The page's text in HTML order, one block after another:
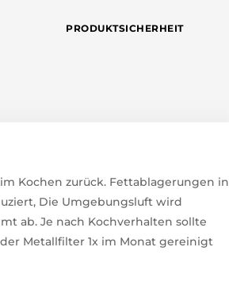
PRODUKTSICHERHEIT
Kochen zurück. Fettablagerungen in
Die Umgebungsluft wird
ab. Je nach Kochverhalten sollte
Metallfilter 1x im Monat gereinigt